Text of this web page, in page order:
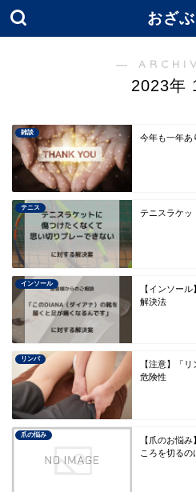
おざ
―
2023年
雑談
今年も一年あ
テニス
テニスラケッ
インソール
【インソー
解決法
リンパ
【注意】「
危険性
爪の悩み
【爪のお悩
ころを切るの